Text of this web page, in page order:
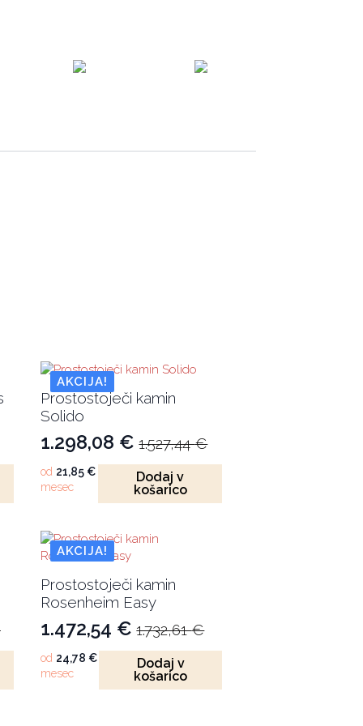
AKCIJA!
Prostostoječi kamin
Solido
1.527,44€
Izvirna
cena
je
1.527,44 €.
1.298,08 €
Trenutna
cena
je:
od 21,85 €
mesec
Dodaj v
košarico
AKCIJA!
Prostostoječi kamin
Rosenheim Easy
1.732,61€
Izvirna
cena
je
1.472,54 €
Trenutna
cena
je:
od 24,78 €
mesec
Dodaj v
košarico